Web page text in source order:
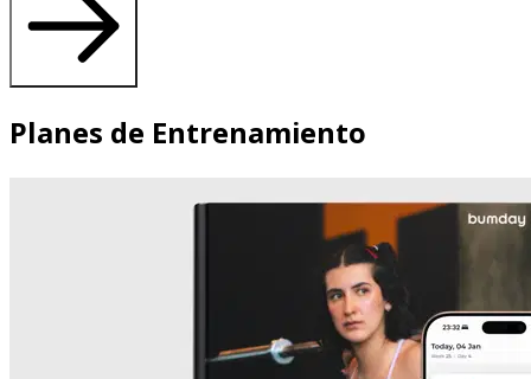
Planes de Entrenamiento